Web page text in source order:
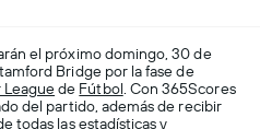
el próximo domingo, 30 de
Bridge por la fase de
Leaguede Fútbol . Con 365Scores
del partido, además de recibir
todas las estadísticas y